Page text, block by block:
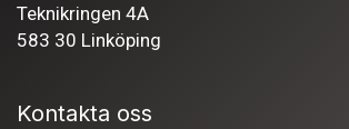
Teknikringen 4A
583 30 Linköping
Kontakta oss